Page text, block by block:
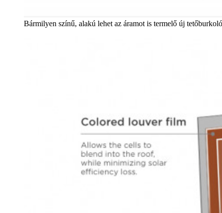
Bármilyen színű, alakú lehet az áramot is termelő új